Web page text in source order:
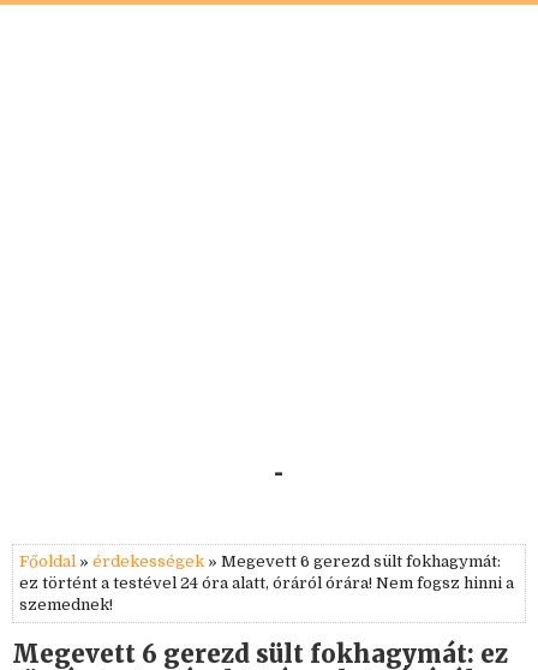
-
Főoldal » érdekességek » Megevett 6 gerezd sült fokhagymát:
ez történt a testével 24 óra alatt, óráról órára! Nem fogsz hinni a
szemednek!
Megevett 6 gerezd sült fokhagymát: ez